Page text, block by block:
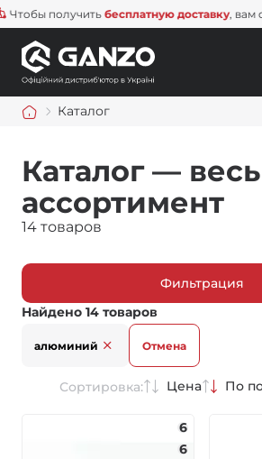
получитьбесплатную доставку, вам
Каталог
Каталог — весь
ассортимент
14 товаров
Фильтрация
Найдено 14 товаров
алюминий Отмена
Сортировка: Цена По
6
6